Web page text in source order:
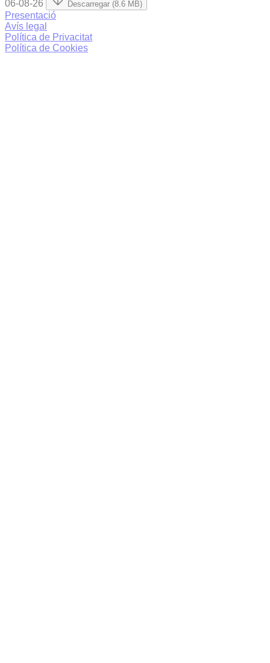
06-08-26 Descarregar (8.6 MB)
Presentació
Avís legal
Política de Privacitat
Política de Cookies